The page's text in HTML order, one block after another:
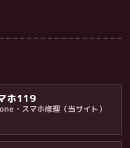
ホ119
・スマホ修理（当サイト）